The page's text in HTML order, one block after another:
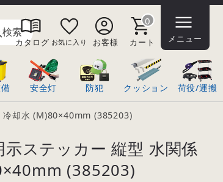
検索
カタログ お気に入り お客様
0
カート メニュー
安全灯 防犯 クッション 荷役/運搬
冷却水 (M)80×40mm (385203)
示ステッカー 縦型 水関係
(385203)